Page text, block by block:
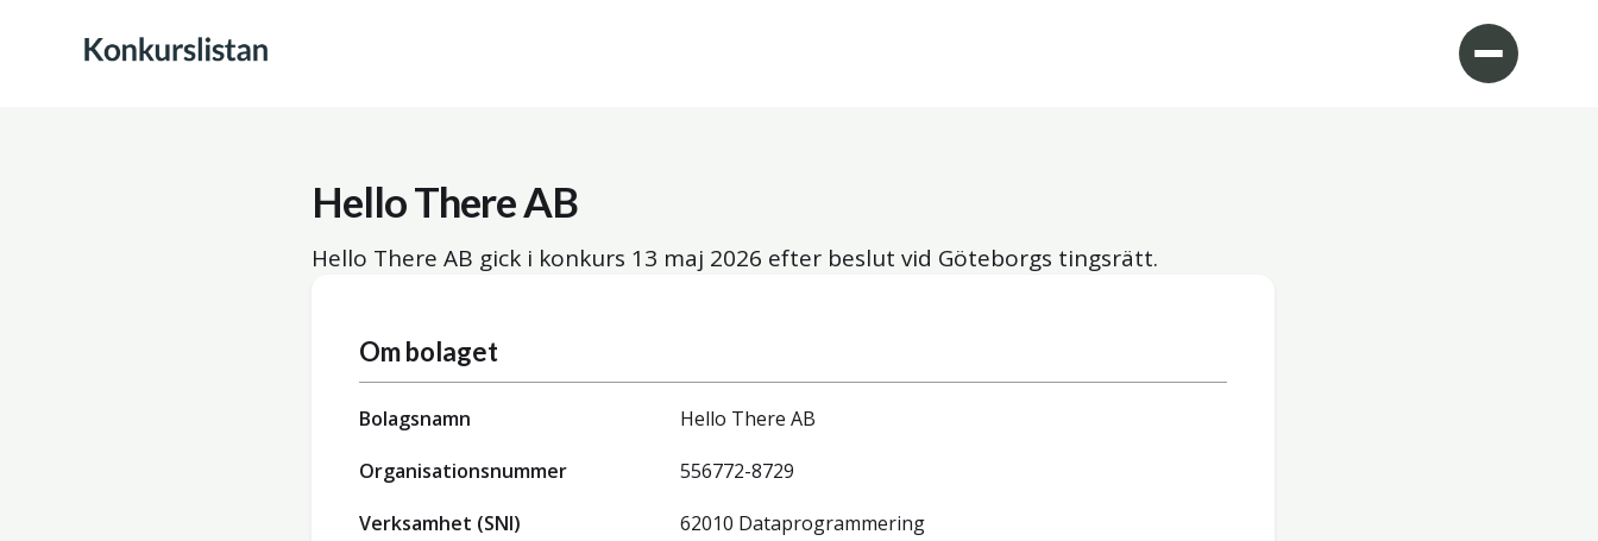
Hello There AB
Hello There AB gick i konkurs 13 maj 2026 efter beslut vid Göteborgs tingsrätt.
Om bolaget
Bolagsnamn
Hello There AB
Organisationsnummer
556772-8729
Verksamhet (SNI)
62010 Dataprogrammering